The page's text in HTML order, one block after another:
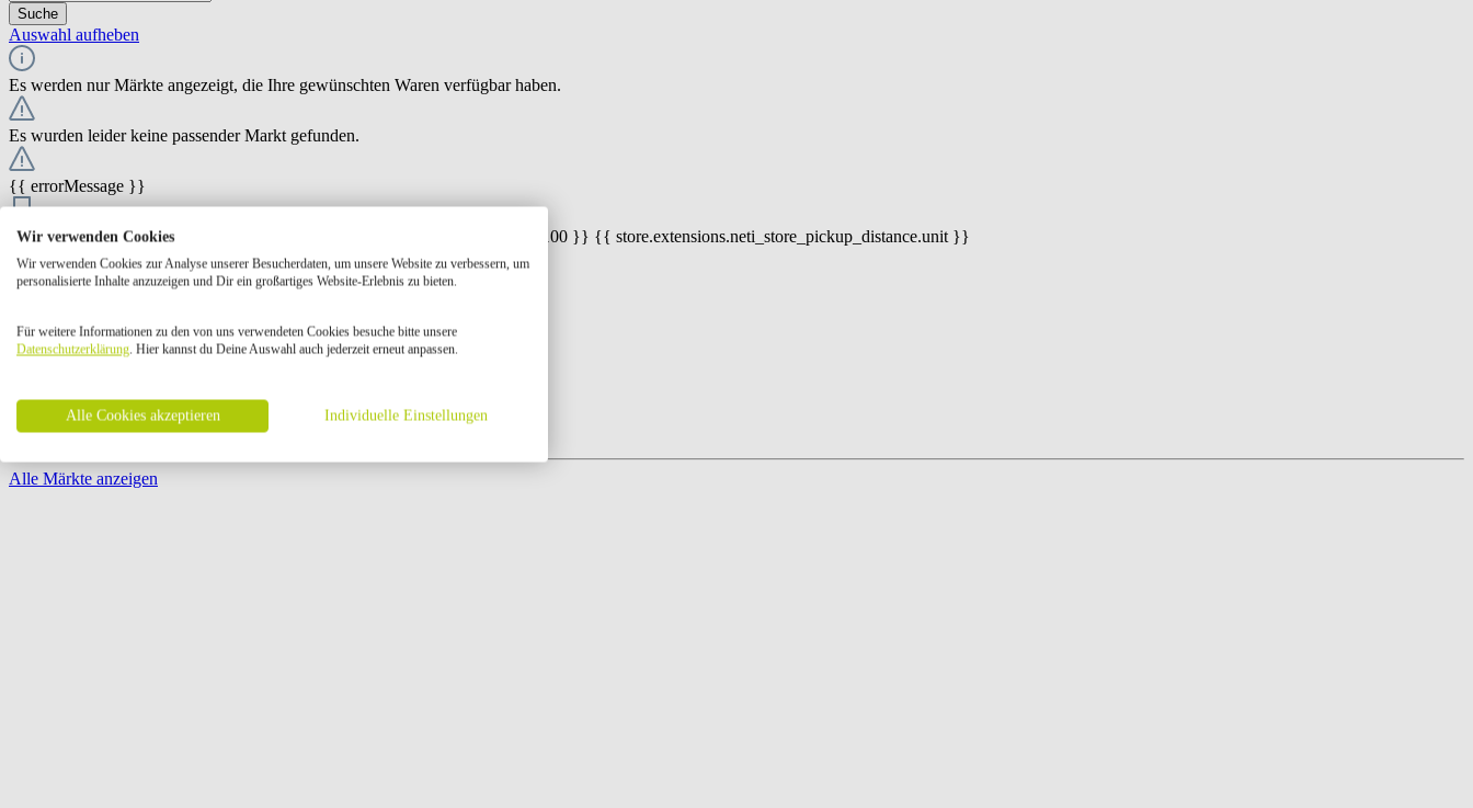
Suche
Auswahl aufheben
Es werden nur Märkte angezeigt, die Ihre gewünschten Waren verfügbar haben.
Es wurden leider keine passender Markt gefunden.
{{ errorMessage }}
{{ Math.round(store.extensions.neti_store_pickup_distance.distance * 100) / 100 }} {{ store.extensions.neti_store_pickup_distance.unit }}
{{ store.label }}
{{ store.street }} {{ store.streetNumber }}
{{ store.zipCode }} {{ store.city }}
Öffnungszeiten:
Seite {{ pagination.page }} von {{ pagination.pageCount }}
Alle Märkte anzeigen
Wir verwenden Cookies
Wir verwenden Cookies zur Analyse unserer Besucherdaten, um unsere Website zu verbessern, um
personalisierte Inhalte anzuzeigen und Dir ein großartiges Website-Erlebnis zu bieten.
Für weitere Informationen zu den von uns verwendeten Cookies besuche bitte unsere
Datenschutzerklärung. Hier kannst du Deine Auswahl auch jederzeit erneut anpassen.
Alle Cookies akzeptieren Individuelle Einstellungen